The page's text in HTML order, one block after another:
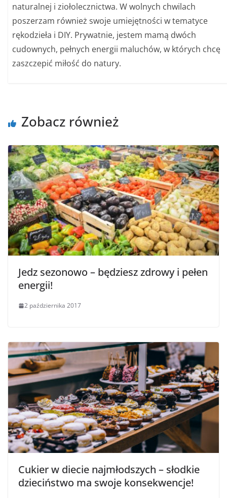
naturalnej i ziołolecznictwa. W wolnych chwilach
poszerzam również swoje umiejętności w tematyce
rękodzieła i DIY. Prywatnie, jestem mamą dwóch
cudownych, pełnych energii maluchów, w których chcę
zaszczepić miłość do natury.
Zobacz również
Jedz sezonowo – będziesz zdrowy i pełen
energii!
2 października 2017
Cukier w diecie najmłodszych – słodkie
dzieciństwo ma swoje konsekwencje!